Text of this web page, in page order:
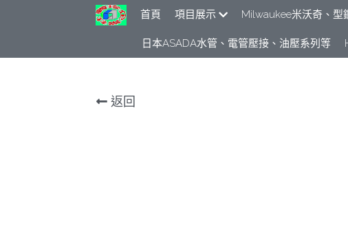
首頁 項目展示 Milwaukee米沃奇、型
日本ASADA水管、電管壓接、油壓系列​等
返回